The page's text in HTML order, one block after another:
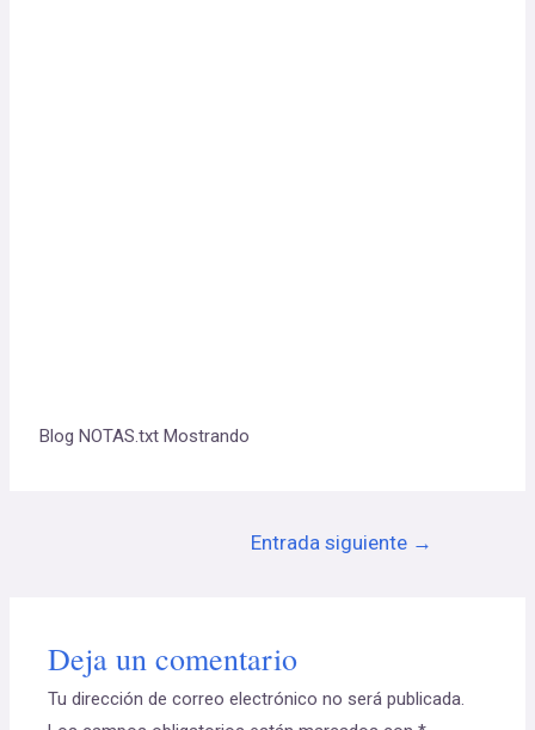
Blog NOTAS.txt Mostrando
Entrada siguiente →
Deja un comentario
Tu dirección de correo electrónico no será publicada.